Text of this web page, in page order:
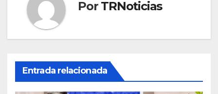
Por TRNoticias
Entrada relacionada